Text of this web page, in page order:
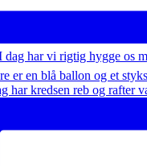
har kredsen reb og rafter